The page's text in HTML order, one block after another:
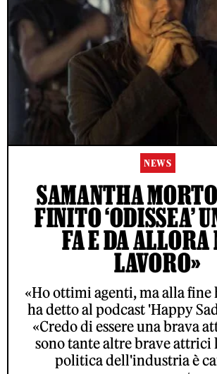
NEWS
SAMANTHA
FINITO ‘ODISSEA’
FA E DA ALLORA
LAVORO»
«Ho ottimi agenti, ma alla fine
ha detto al podcast 'Happy
«Credo di essere una brava
sono tante altre brave attrici
politica dell'industria è